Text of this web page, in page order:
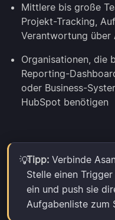
Mittlere bis große
Projekt-Tracking,
Verantwortung über
Organisationen, die
Reporting-
oder Business-
HubSpot benötigen
💡Tipp: Verbinde
Stelle einen
ein und push sie
Aufgabenliste zum